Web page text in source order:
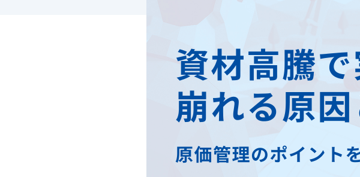
工程管理型マネジメントシステム
『BeingProject-CCPM』
『評点PLUS』